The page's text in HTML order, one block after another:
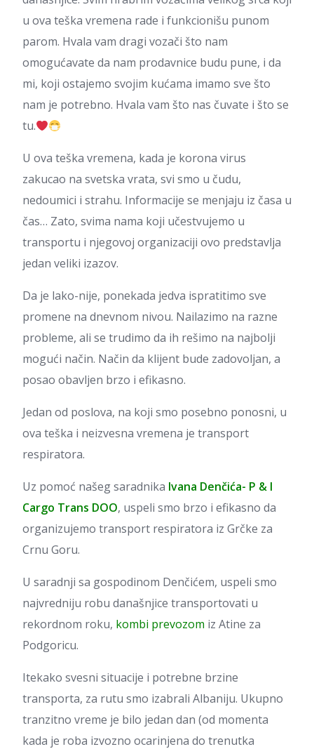
u ova teška vremena rade i funkcionišu punom
parom. Hvala vam dragi vozači što nam
omogućavate da nam prodavnice budu pune, i da
mi, koji ostajemo svojim kućama imamo sve što
nam je potrebno. Hvala vam što nas čuvate i što se
tu.
U ova teška vremena, kada je korona virus
zakucao na svetska vrata, svi smo u čudu,
nedoumici i strahu. Informacije se menjaju iz časa u
čas… Zato, svima nama koji učestvujemo u
transportu i njegovoj organizaciji ovo predstavlja
jedan veliki izazov.
Da je lako-nije, ponekada jedva ispratitimo sve
promene na dnevnom nivou. Nailazimo na razne
probleme, ali se trudimo da ih rešimo na najbolji
mogući način. Način da klijent bude zadovoljan, a
posao obavljen brzo i efikasno.
Jedan od poslova, na koji smo posebno ponosni, u
ova teška i neizvesna vremena je transport
respiratora.
Uz pomoć našeg saradnika Ivana Denčića- P & I
Cargo Trans DOO, uspeli smo brzo i efikasno da
organizujemo transport respiratora iz Grčke za
Crnu Goru.
U saradnji sa gospodinom Denčićem, uspeli smo
najvredniju robu današnjice transportovati u
rekordnom roku, kombi prevozom iz Atine za
Podgoricu.
Itekako svesni situacije i potrebne brzine
transporta, za rutu smo izabrali Albaniju. Ukupno
tranzitno vreme je bilo jedan dan (od momenta
kada je roba izvozno ocarinjena do trenutka